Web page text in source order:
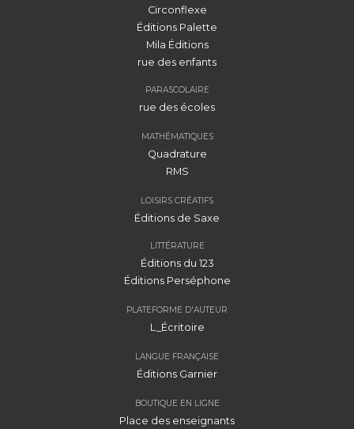
Circonflexe
Éditions Palette
Mila Éditions
rue des enfants
PARASCOLAIRE
rue des écoles
MATHÉMATIQUES
Quadrature
RMS
LOISIRS CRÉATIFS
Éditions de Saxe
LITTÉRATURE
Éditions du 123
Éditions Perséphone
PLATEFORME D'AUTEUR
L_Écritoire
LANGUE FRANÇAISE
Éditions Garnier
BOUTIQUE EN LIGNE
Place des enseignants